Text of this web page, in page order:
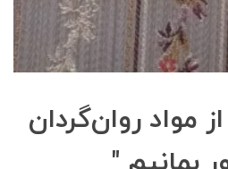
مواد روان‌گردان